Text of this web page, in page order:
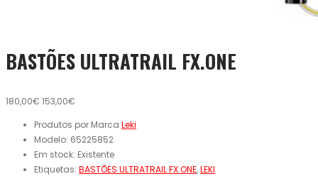
BASTÕES ULTRATRAIL FX.ONE
180,00€ 153,00€
Produtos por Marca Leki
Modelo: 65225852
Em stock: Existente
Etiquetas: BASTÕES ULTRATRAIL FX.ONE,LEKI